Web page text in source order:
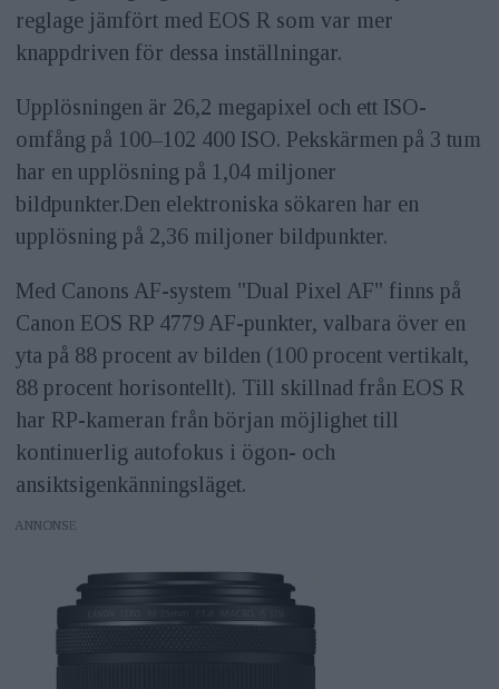
reglage jämfört med EOS R som var mer
knappdriven för dessa inställningar.
Upplösningen är 26,2 megapixel och ett ISO-
omfång på 100–102 400 ISO. Pekskärmen på 3 tum
har en upplösning på 1,04 miljoner
bildpunkter.Den elektroniska sökaren har en
upplösning på 2,36 miljoner bildpunkter.
Med Canons AF-system "Dual Pixel AF" finns på
Canon EOS RP 4779 AF-punkter, valbara över en
yta på 88 procent av bilden (100 procent vertikalt,
88 procent horisontellt). Till skillnad från EOS R
har RP-kameran från början möjlighet till
kontinuerlig autofokus i ögon- och
ansiktsigenkänningsläget.
ANNONS